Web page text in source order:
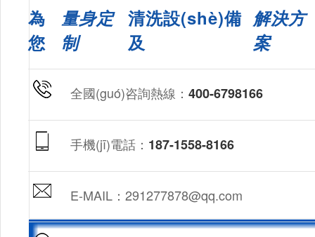
為
您
量身定
制
清洗設(shè)備
及
解決方
案
全國(guó)咨詢熱線： 400-6798166
手機(jī)電話： 187-1558-8166
E-MAIL：291277878@qq.com